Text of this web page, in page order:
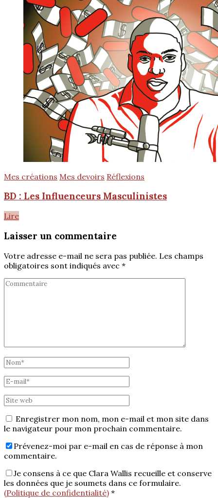
Mes créations Mes devoirs Réflexions
BD : Les Influenceurs Masculinistes
Lire
Laisser un commentaire
Votre adresse e-mail ne sera pas publiée. Les champs
obligatoires sont indiqués avec *
Enregistrer mon nom, mon e-mail et mon site dans
le navigateur pour mon prochain commentaire.
Prévenez-moi par e-mail en cas de réponse à mon
commentaire.
Je consens à ce que Clara Wallis recueille et conserve
les données que je soumets dans ce formulaire.
(Politique de confidentialité) *